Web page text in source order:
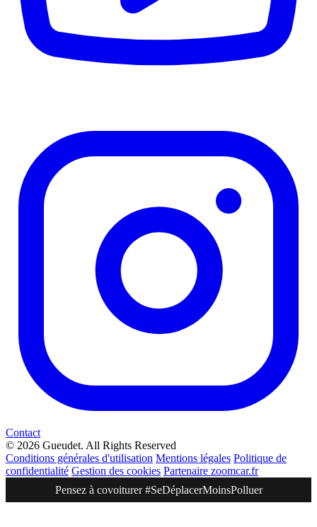
Contact
© 2026 Gueudet. All Rights Reserved
Conditions générales d'utilisation Mentions légales Politique de
confidentialité Gestion des cookies Partenaire zoomcar.fr
Pensez à covoiturer #SeDéplacerMoinsPolluer